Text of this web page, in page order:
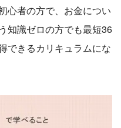
心者の方で、お金につい
知識ゼロの方でも最短36
できるカリキュラムにな